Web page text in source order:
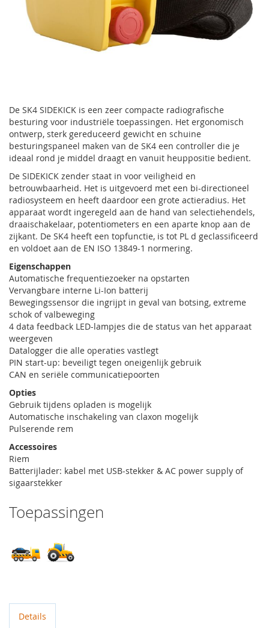
De SK4 SIDEKICK is een zeer compacte radiografische
besturing voor industriële toepassingen. Het ergonomisch
ontwerp, sterk gereduceerd gewicht en schuine
besturingspaneel maken van de SK4 een controller die je
ideaal rond je middel draagt en vanuit heuppositie bedient.
De SIDEKICK zender staat in voor veiligheid en
betrouwbaarheid. Het is uitgevoerd met een bi-directioneel
radiosysteem en heeft daardoor een grote actieradius. Het
apparaat wordt ingeregeld aan de hand van selectiehendels,
draaischakelaar, potentiometers en een aparte knop aan de
zijkant. De SK4 heeft een topfunctie, is tot PL d geclassificeerd
en voldoet aan de EN ISO 13849-1 normering.
Eigenschappen
Automatische frequentiezoeker na opstarten
Vervangbare interne Li-Ion batterij
Bewegingssensor die ingrijpt in geval van botsing, extreme
schok of valbeweging
4 data feedback LED-lampjes die de status van het apparaat
weergeven
Datalogger die alle operaties vastlegt
PIN start-up: beveiligt tegen oneigenlijk gebruik
CAN en seriële communicatiepoorten
Opties
Gebruik tijdens opladen is mogelijk
Automatische inschakeling van claxon mogelijk
Pulserende rem
Accessoires
Riem
Batterijlader: kabel met USB-stekker & AC power supply of
sigaarstekker
Toepassingen
naar
het
begin
van
de
gallerij
Details